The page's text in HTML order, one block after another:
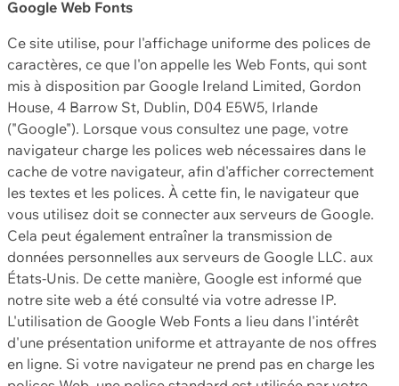
Google Web Fonts
Ce site utilise, pour l'affichage uniforme des polices de
caractères, ce que l'on appelle les Web Fonts, qui sont
mis à disposition par Google Ireland Limited, Gordon
House, 4 Barrow St, Dublin, D04 E5W5, Irlande
("Google"). Lorsque vous consultez une page, votre
navigateur charge les polices web nécessaires dans le
cache de votre navigateur, afin d'afficher correctement
les textes et les polices. À cette fin, le navigateur que
vous utilisez doit se connecter aux serveurs de Google.
Cela peut également entraîner la transmission de
données personnelles aux serveurs de Google LLC. aux
États-Unis. De cette manière, Google est informé que
notre site web a été consulté via votre adresse IP.
L'utilisation de Google Web Fonts a lieu dans l'intérêt
d'une présentation uniforme et attrayante de nos offres
en ligne. Si votre navigateur ne prend pas en charge les